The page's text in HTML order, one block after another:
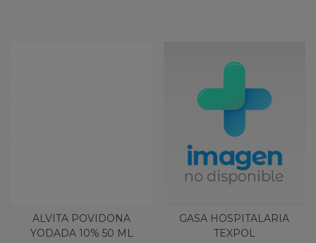
ALVITA POVIDONA
YODADA 10% 50 ML
GASA HOSPITALARIA
TEXPOL